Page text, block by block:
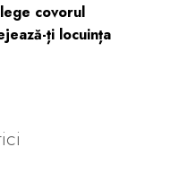
covorul
ți locuința